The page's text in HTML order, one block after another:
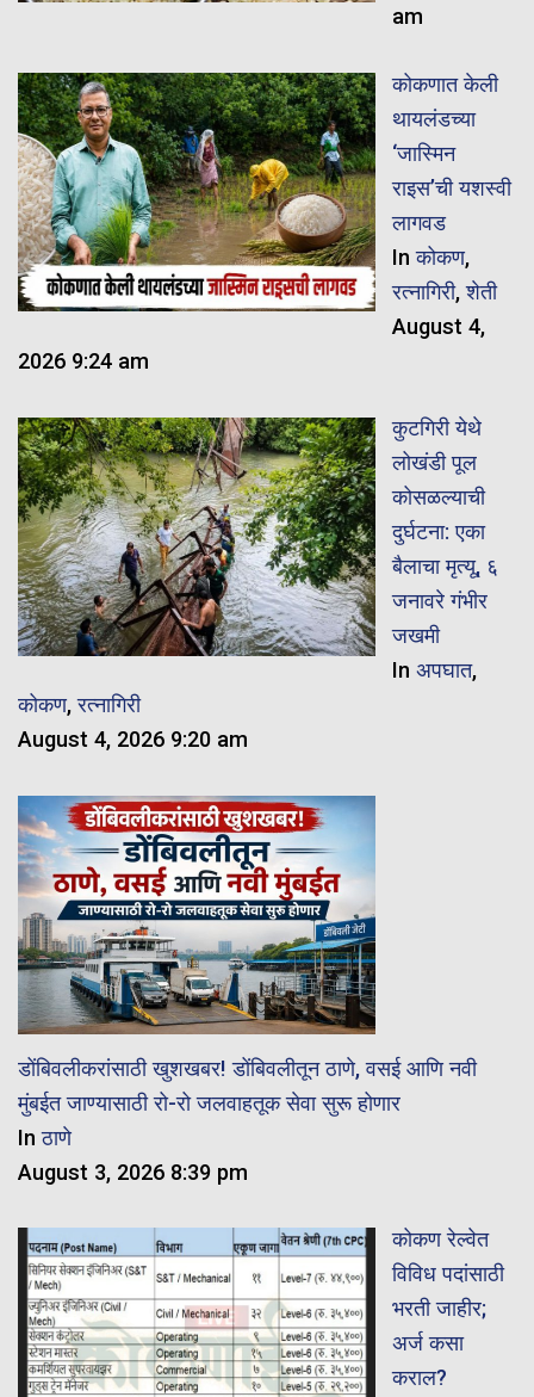
am
कोकणात केली
थायलंडच्या
‘जास्मिन
राइस’ची यशस्वी
लागवड
Inकोकण,
रत्नागिरी,शेती
August 4,
2026 9:24 am
कुटगिरी येथे
लोखंडी पूल
कोसळल्याची
दुर्घटना: एका
बैलाचा मृत्यू, ६
जनावरे गंभीर
जखमी
In अपघात,
कोकण,रत्नागिरी
August 4, 2026 9:20 am
डोंबिवलीकरांसाठी खुशखबर! डोंबिवलीतून ठाणे, वसई आणि नवी
मुंबईत जाण्यासाठी रो-रो जलवाहतूक सेवा सुरू होणार
Inठाणे
August 3, 2026 8:39 pm
कोकण रेल्वेत
विविध पदांसाठी
भरती जाहीर;
अर्ज कसा
कराल?